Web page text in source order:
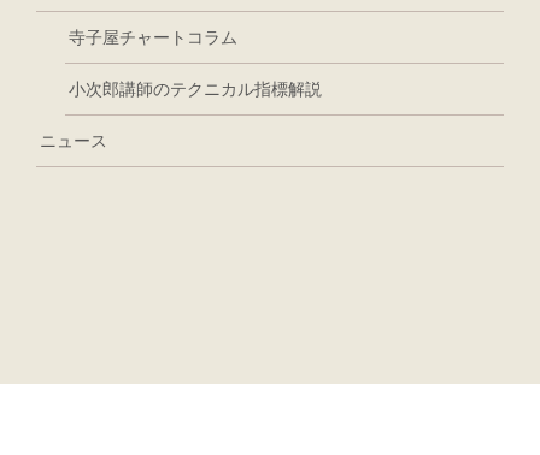
寺子屋チャートコラム
小次郎講師のテクニカル指標解説
ニュース